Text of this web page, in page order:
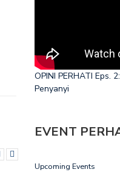
OPINI PERHATI Eps.
Penyanyi
EVENT
Upcoming Events